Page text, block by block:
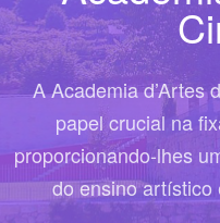
A Academia d’Artes
papel crucial na
proporcionando-lhes
do ensino artístico